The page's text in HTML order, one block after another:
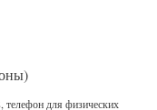
телефон для физических